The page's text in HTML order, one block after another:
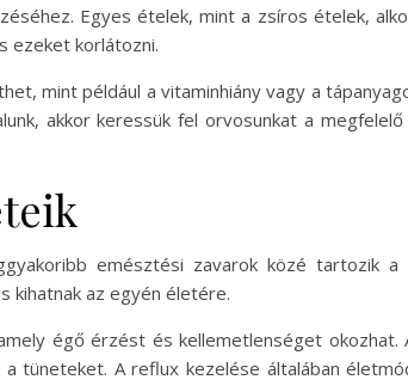
Egyes ételek, mint a zsíros ételek,
ezeket korlátozni.
mint például a vitaminhiány vagy a
akkor keressük fel orvosunkat a
emésztési zavarok közé tartozik
kihatnak az egyén életére.
égő érzést és kellemetlenséget okozhat.
tüneteket. A reflux kezelése általában